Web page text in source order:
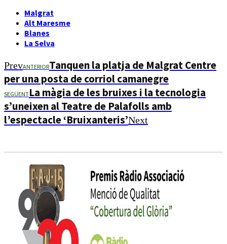
Malgrat
Alt Maresme
Blanes
La Selva
PrevANTERIORTanquen la platja de Malgrat Centre
per una posta de corriol camanegre
SEGÜENTLa màgia de les bruixes i la tecnologia
s’uneixen al Teatre de Palafolls amb
l’espectacle ‘Bruixanteris’Next